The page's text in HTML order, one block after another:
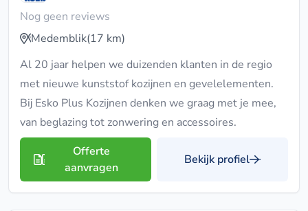
Nog geen reviews
Medemblik(17 km)
Al 20 jaar helpen we duizenden klanten in de regio
met nieuwe kunststof kozijnen en gevelelementen.
Bij Esko Plus Kozijnen denken we graag met je mee,
van beglazing tot zonwering en accessoires.
Offerte
aanvragen
Bekijk profiel